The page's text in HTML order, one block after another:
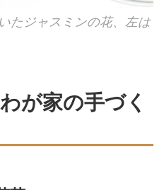
たジャスミンの花、左は
が家の手づく